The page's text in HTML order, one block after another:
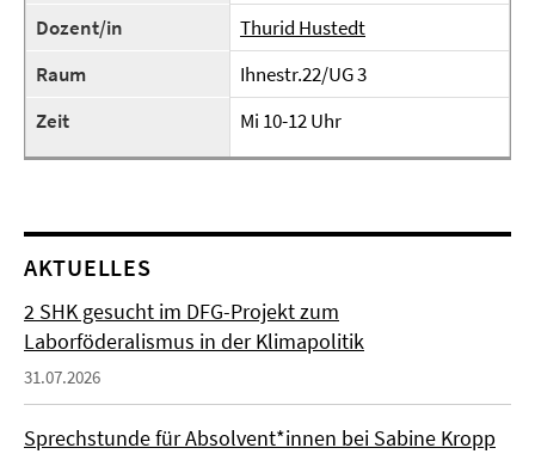
Dozent/in
Thurid Hustedt
Raum
Ihnestr.22/UG 3
Zeit
Mi 10-12 Uhr
AKTUELLES
2 SHK gesucht im DFG-Projekt zum
Laborföderalismus in der Klimapolitik
31.07.2026
Sprechstunde für Absolvent*innen bei Sabine Kropp